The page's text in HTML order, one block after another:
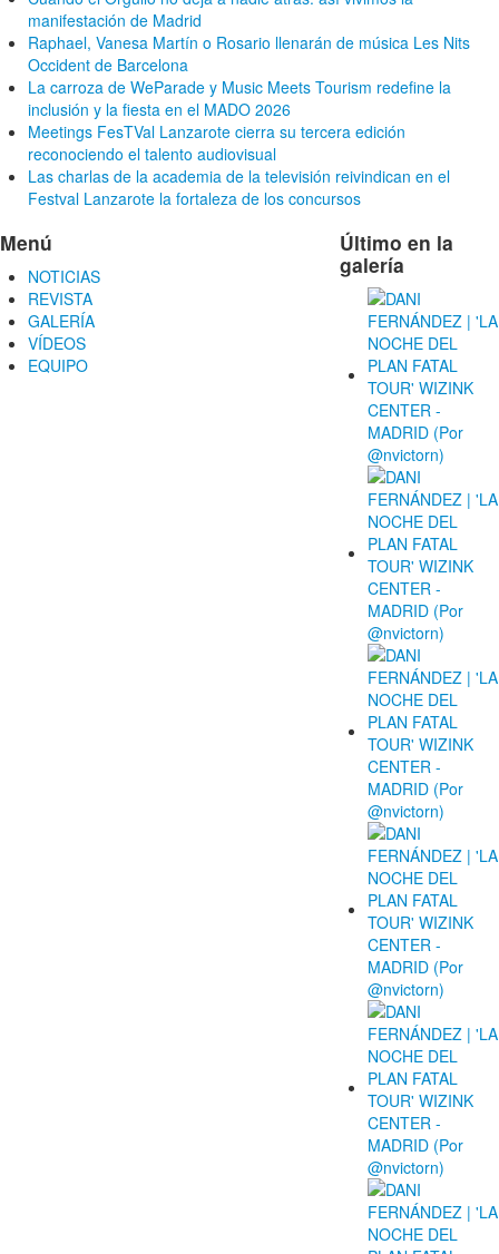
manifestación de Madrid
Raphael, Vanesa Martín o Rosario llenarán de música Les Nits
Occident de Barcelona
La carroza de WeParade y Music Meets Tourism redefine la
inclusión y la fiesta en el MADO 2026
Meetings FesTVal Lanzarote cierra su tercera edición
reconociendo el talento audiovisual
Las charlas de la academia de la televisión reivindican en el
Festval Lanzarote la fortaleza de los concursos
Menú
NOTICIAS
REVISTA
GALERÍA
VÍDEOS
EQUIPO
Último en la
galería